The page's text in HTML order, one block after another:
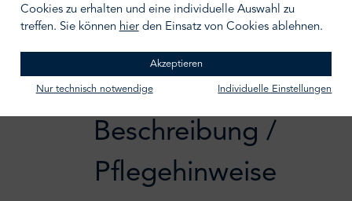
Zum Merkzettel hinzufügen
Beschreibung /
Pflegehinweise
Cookies zu erhalten und eine individuelle Auswahl zu
treffen. Sie können hierden Einsatz von Cookies ablehnen.
Akzeptieren
Nur technisch notwendige Individuelle Einstellungen